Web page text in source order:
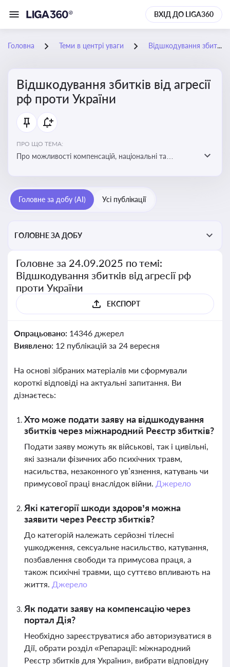
ВХІД ДО LIGA360
Головна Теми в центрі уваги Відшкодування збитків від агресії рф проти України
Відшкодування збитків від агресії
рф проти України
ПРО ЩО ТЕМА:
Про можливості компенсацій, національні та
Головне за добу (AI) Усі публікації
ГОЛОВНЕ ЗА ДОБУ
Головне за 24.09.2025 по темі:
Відшкодування збитків від агресії рф
проти України
ЕКСПОРТ
Опрацьовано: 14346 джерел
Виявлено: 12 публікацій за 24 вересня
На основі зібраних матеріалів ми сформували
короткі відповіді на актуальні запитання. Ви
дізнаєтесь:
Хто може подати заяву на відшкодування
збитків через міжнародний Реєстр збитків?
Подати заяву можуть як військові, так і цивільні,
які зазнали фізичних або психічних травм,
насильства, незаконного ув’язнення, катувань чи
примусової праці внаслідок війни. Джерело
Які категорії шкоди здоров’я можна
заявити через Реєстр збитків?
До категорій належать серйозні тілесні
ушкодження, сексуальне насильство, катування,
позбавлення свободи та примусова праця, а
також психічні травми, що суттєво впливають на
життя. Джерело
Як подати заяву на компенсацію через
портал Дія?
Необхідно зареєструватися або авторизуватися в
Дії, обрати розділ «Репарації: міжнародний
Реєстр збитків для України», вибрати відповідну